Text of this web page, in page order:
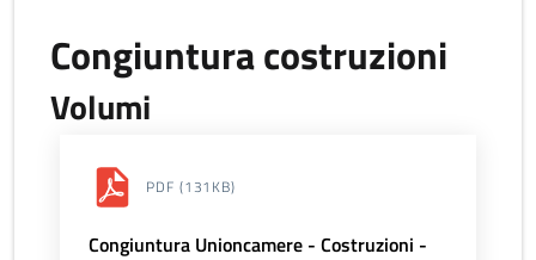
Congiuntura costruzioni
Volumi
PDF (131KB)
Congiuntura Unioncamere - Costruzioni -